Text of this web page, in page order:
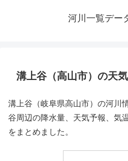
河川一覧デー
溝上谷（高山市）の天
溝上谷（岐阜県高山市）の河川
谷周辺の降水量、天気予報、気
をまとめました。